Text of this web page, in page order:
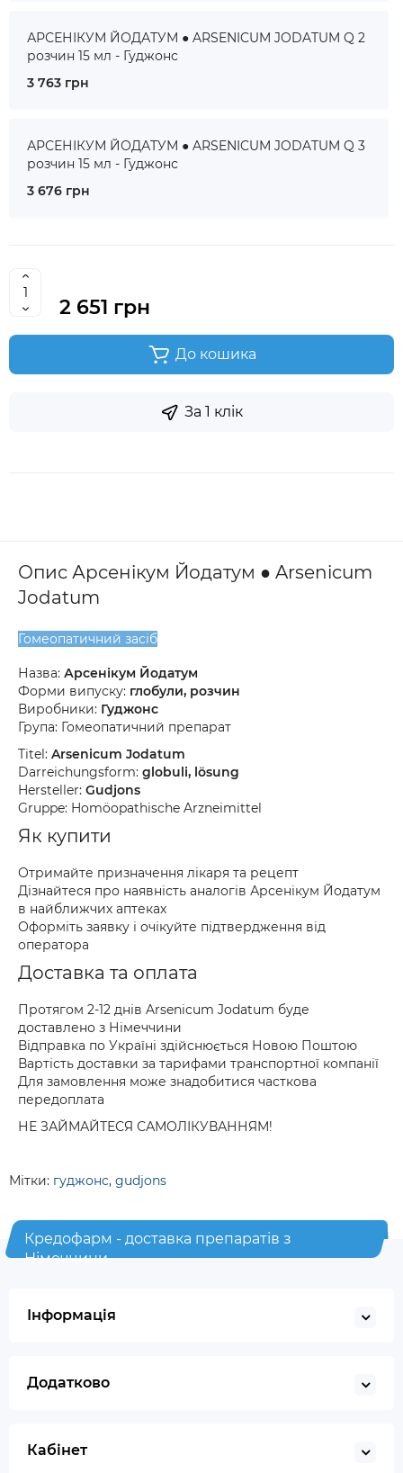
АРСЕНІКУМ ЙОДАТУМ ● ARSENICUM JODATUM Q 2
розчин 15 мл - Гуджонс
3 763 грн
АРСЕНІКУМ ЙОДАТУМ ● ARSENICUM JODATUM Q 3
розчин 15 мл - Гуджонс
3 676 грн
2 651 грн
До кошика
За 1 клік
Опис Арсенікум Йодатум ● Arsenicum
Jodatum
Гомеопатичний засіб
Назва: Арсенікум Йодатум
Форми випуску: глобули, розчин
Виробники: Гуджонс
Група: Гомеопатичний препарат
Titel: Arsenicum Jodatum
Darreichungsform: globuli, lösung
Hersteller: Gudjons
Gruppe: Homöopathische Arzneimittel
Як купити
Отримайте призначення лікаря та рецепт
Дізнайтеся про наявність аналогів Арсенікум Йодатум
в найближчих аптеках
Оформіть заявку і очікуйте підтвердження від
оператора
Доставка та оплата
Протягом 2-12 днів Arsenicum Jodatum буде
доставлено з Німеччини
Відправка по Україні здійснюється Новою Поштою
Вартість доставки за тарифами транспортної компанії
Для замовлення може знадобитися часткова
передоплата
НЕ ЗАЙМАЙТЕСЯ САМОЛІКУВАННЯМ!
Мітки: гуджонс, gudjons
Кредофарм - доставка препаратів з
Німеччини
Інформація
Додатково
Кабінет